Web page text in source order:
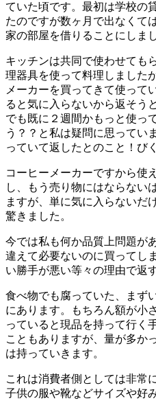
ていた頃です。最初は学校の
たのですが数ヶ月で出なくて
家の部屋を借りることにしまし
キッチンは共同で使わせても
理器具を使って料理しました
メーカーを買ってきて使って
ると気に入らないから返そう
でも既に２週間かもっと使っ
う？？と私は疑問に思ってい
っていて返したとのこと！び
コーヒーメーカーですから使
し、もう売り物にはならない
ますが、単に気に入らないだ
驚きました。
今では私も何か品質上問題が
違えて必要ないのに買ってし
い勝手が悪い等々の理由で返
食べ物でも腐っていた、まず
にあります。もちろん額が小
っていると現品を持って行く
こともありますが、量が多か
は持っていきます。
これは消費者側としては非常
子供の服や靴などサイズや好